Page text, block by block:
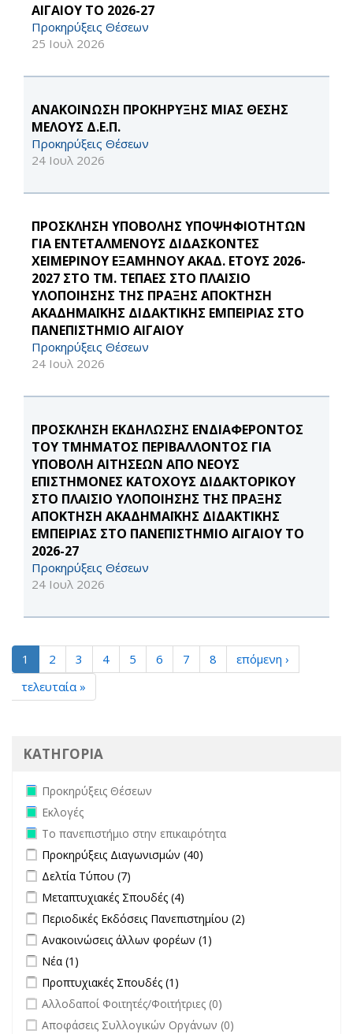
ΑΙΓΑΙΟΥ ΤΟ 2026-27
Προκηρύξεις Θέσεων
25 Ιουλ 2026
ΑΝΑΚΟΙΝΩΣΗ ΠΡΟΚΗΡΥΞΗΣ ΜΙΑΣ ΘΕΣΗΣ
ΜΕΛΟΥΣ Δ.Ε.Π.
Προκηρύξεις Θέσεων
24 Ιουλ 2026
ΠΡΟΣΚΛΗΣΗ ΥΠΟΒΟΛΗΣ ΥΠΟΨΗΦΙΟΤΗΤΩΝ
ΓΙΑ ΕΝΤΕΤΑΛΜΕΝΟΥΣ ΔΙΔΑΣΚΟΝΤΕΣ
ΧΕΙΜΕΡΙΝΟΥ ΕΞΑΜΗΝΟΥ ΑΚΑΔ. ΕΤΟΥΣ 2026-
2027 ΣΤΟ ΤΜ. ΤΕΠΑΕΣ ΣΤΟ ΠΛΑΙΣΙΟ
ΥΛΟΠΟΙΗΣΗΣ ΤΗΣ ΠΡΑΞΗΣ ΑΠΟΚΤΗΣΗ
ΑΚΑΔΗΜΑΪΚΗΣ ΔΙΔΑΚΤΙΚΗΣ ΕΜΠΕΙΡΙΑΣ ΣΤΟ
ΠΑΝΕΠΙΣΤΗΜΙΟ ΑΙΓΑΙΟΥ
Προκηρύξεις Θέσεων
24 Ιουλ 2026
ΠΡΟΣΚΛΗΣΗ ΕΚΔΗΛΩΣΗΣ ΕΝΔΙΑΦΕΡΟΝΤΟΣ
ΤΟΥ ΤΜΗΜΑΤΟΣ ΠΕΡΙΒΑΛΛΟΝΤΟΣ ΓΙΑ
ΥΠΟΒΟΛΗ ΑΙΤΗΣΕΩΝ ΑΠΟ ΝΕΟΥΣ
ΕΠΙΣΤΗΜΟΝΕΣ ΚΑΤΟΧΟΥΣ ΔΙΔΑΚΤΟΡΙΚΟΥ
ΣΤΟ ΠΛΑΙΣΙΟ ΥΛΟΠΟΙΗΣΗΣ ΤΗΣ ΠΡΑΞΗΣ
ΑΠΟΚΤΗΣΗ ΑΚΑΔΗΜΑΪΚΗΣ ΔΙΔΑΚΤΙΚΗΣ
ΕΜΠΕΙΡΙΑΣ ΣΤΟ ΠΑΝΕΠΙΣΤΗΜΙΟ ΑΙΓΑΙΟΥ ΤΟ
2026-27
Προκηρύξεις Θέσεων
24 Ιουλ 2026
1 2 3 4 5 6 7 8
επόμενη ›
τελευταία »
ΚΑΤΗΓΟΡΙΑ
Remove Προκηρύξεις Θέσεων filter
Προκηρύξεις Θέσεων
Remove Εκλογές filter
Εκλογές
Remove Το πανεπιστήμιο στην επικαιρότητα filter
Το πανεπιστήμιο στην επικαιρότητα
Apply Προκηρύξεις Διαγωνισμών filter
Προκηρύξεις Διαγωνισμών (40)
Apply Δελτία Τύπου filter
Δελτία Τύπου (7)
Apply Μεταπτυχιακές Σπουδές filter
Μεταπτυχιακές Σπουδές (4)
Apply Περιοδικές Εκδόσεις Πανεπιστημίου filter
Περιοδικές Εκδόσεις Πανεπιστημίου (2)
Apply Ανακοινώσεις άλλων φορέων filter
Ανακοινώσεις άλλων φορέων (1)
Apply Νέα filter
Νέα (1)
Apply Προπτυχιακές Σπουδές filter
Προπτυχιακές Σπουδές (1)
undefined
Αλλοδαποί Φοιτητές/Φοιτήτριες (0)
undefined
Αποφάσεις Συλλογικών Οργάνων (0)